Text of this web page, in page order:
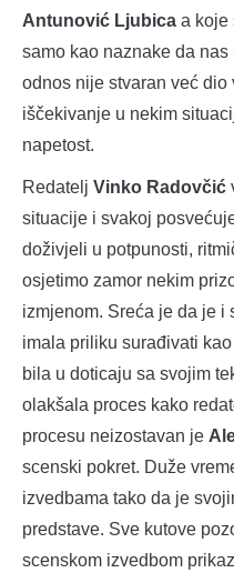
Antunović Ljubica a koje
samo kao naznake da
odnos nije stvaran već
iščekivanje u nekim
napetost.
Redatelj Vinko Radovčić
situacije i svakoj
doživjeli u potpunosti,
osjetimo zamor nekim
izmjenom. Sreća je da je i
imala priliku surađivati
bila u doticaju sa svojim
olakšala proces kako
procesu neizostavan je
scenski pokret. Duže
izvedbama tako da je
predstave. Sve kutove
scenskom izvedbom